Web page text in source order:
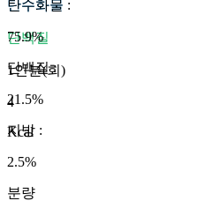
탄수화물
단백질
1인분(회)
4
Kcal
탄수화물 :
75.9%
단백질:
21.5%
지방 :
2.5%
분량